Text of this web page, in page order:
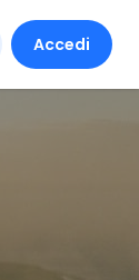
Accedi